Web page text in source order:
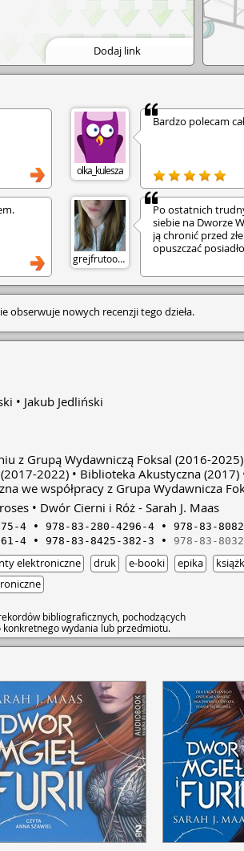
Dodaj link
olka_kulesza
Bardzo polecam
grejfrutoowa
Po ostatnich
siebie na Dworze
ją chronić przed
opuszczać
ignorować fakt,
tygodni. W dniu
się, nie wie, czy
myślach o pomoc,
odpowie Rhysand,
cierni i róż.
Mężczyzna nie
Dziewczyna
• Akcja skupia się
problemami, które
dowiaduje się
nim wróg silniejszy
zdecydować.
chcąc ją chronić,
umową i porywa
poznawaniem
tożsamości w tym
które mogą
nowym
w żyłach, ale
bierze udział
pomocą innych
miłosnego, który
pewnie nie będzie
premierze
uwielbienia dla
książki jest fakt,
rozwija się powoli
sztuczne.
nie może się
wyznania miłości
obserwuje nowych recenzji tego dzieła.
Jakub Jedliński
z Grupą Wydawniczą Foksal (2016-2025)
(2017-2022) Biblioteka Akustyczna (2017)
we współpracy z Grupa Wydawnicza
Dwór Cierni i Róż - Sarah J. Maas
4 978-83-280-4296-4 978-83-
4 978-83-8425-382-3 978-83-
elektroniczne druk e-booki epika
bibliograficznych, pochodzących
wydania lub przedmiotu.